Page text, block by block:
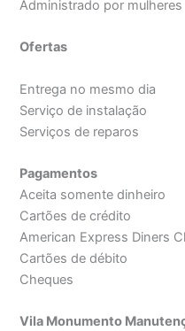
Administrado por mulheres
Ofertas
Entrega no mesmo dia
Serviço de instalação
Serviços de reparos
Pagamentos
Aceita somente dinheiro
Cartões de crédito
American Express Diners
Cartões de débito
Cheques
Vila Monumento